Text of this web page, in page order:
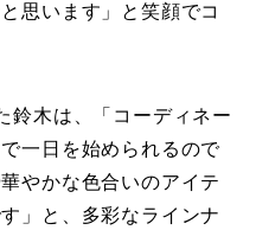
思います」と笑顔でコ
鈴木は、「コーディネー
一日を始められるので
やかな色合いのアイテ
」と、多彩なラインナ